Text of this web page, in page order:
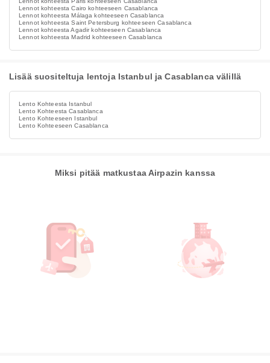
Lennot kohteesta Cairo kohteeseen Casablanca
Lennot kohteesta Málaga kohteeseen Casablanca
Lennot kohteesta Saint Petersburg kohteeseen Casablanca
Lennot kohteesta Agadir kohteeseen Casablanca
Lennot kohteesta Madrid kohteeseen Casablanca
Lisää suositeltuja lentoja Istanbul ja Casablanca välillä
Lento Kohteesta Istanbul
Lento Kohteesta Casablanca
Lento Kohteeseen Istanbul
Lento Kohteeseen Casablanca
Miksi pitää matkustaa Airpazin kanssa